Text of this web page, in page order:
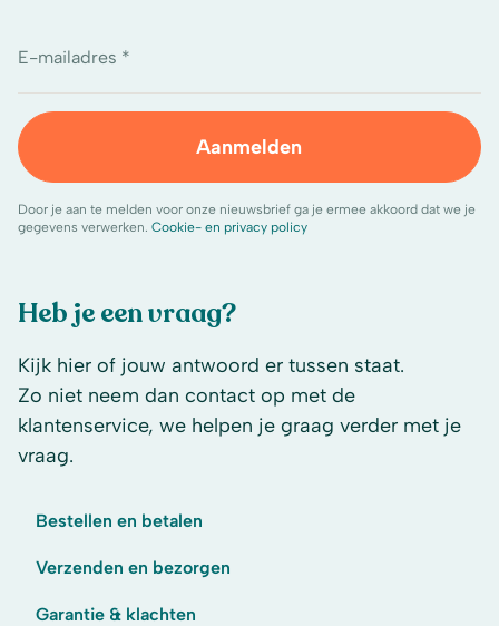
Heb je een vraag?
Kijk hier of jouw antwoord er tussen staat.
Zo niet neem dan contact op met de
klantenservice, we helpen je graag verder met je
vraag.
Bestellen en betalen
Verzenden en bezorgen
Garantie & klachten
E-mailadres *
Aanmelden
Door je aan te melden voor onze nieuwsbrief ga je ermee akkoord dat we je
gegevens verwerken. Cookie- en privacy policy